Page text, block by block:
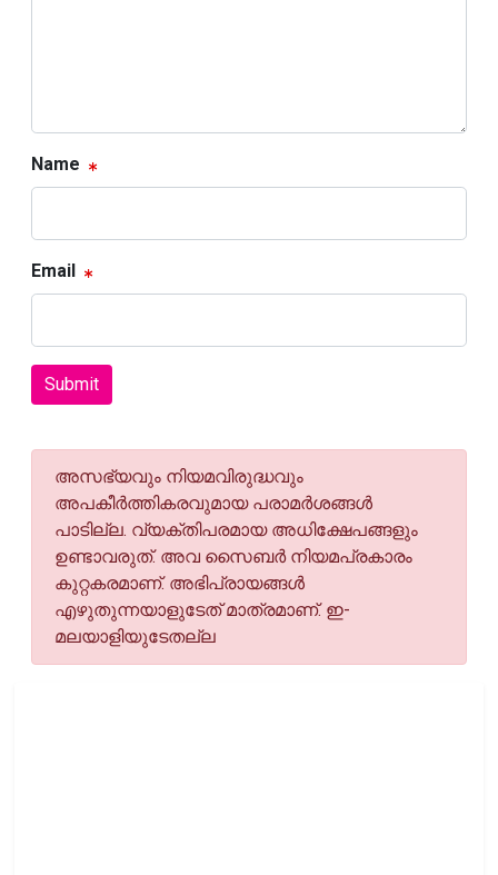
Name
Email
Submit
അസഭ്യവും നിയമവിരുദ്ധവും
അപകീര്‍ത്തികരവുമായ പരാമര്‍ശങ്ങള്‍
പാടില്ല. വ്യക്തിപരമായ അധിക്ഷേപങ്ങളും
ഉണ്ടാവരുത്. അവ സൈബര്‍ നിയമപ്രകാരം
കുറ്റകരമാണ്. അഭിപ്രായങ്ങള്‍
എഴുതുന്നയാളുടേത് മാത്രമാണ്. ഇ-
മലയാളിയുടേതല്ല